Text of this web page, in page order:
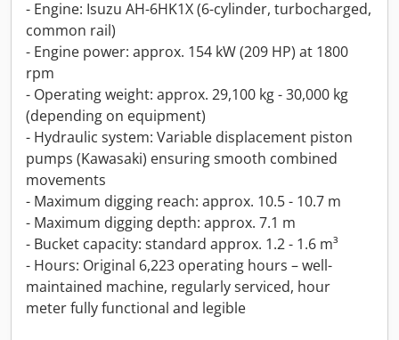
- Engine: Isuzu AH-6HK1X (6-cylinder, turbocharged,
common rail)
- Engine power: approx. 154 kW (209 HP) at 1800
rpm
- Operating weight: approx. 29,100 kg - 30,000 kg
(depending on equipment)
- Hydraulic system: Variable displacement piston
pumps (Kawasaki) ensuring smooth combined
movements
- Maximum digging reach: approx. 10.5 - 10.7 m
- Maximum digging depth: approx. 7.1 m
- Bucket capacity: standard approx. 1.2 - 1.6 m³
- Hours: Original 6,223 operating hours – well-
maintained machine, regularly serviced, hour
meter fully functional and legible